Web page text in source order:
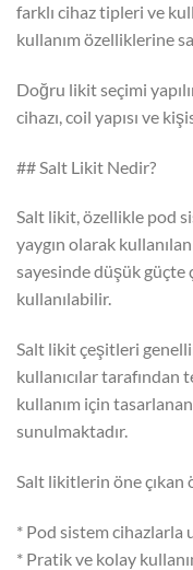
farklı cihaz tipleri ve
kullanım özelliklerine
Doğru likit seçimi
cihazı, coil yapısı ve
## Salt Likit Nedir?
Salt likit, özellikle pod
yaygın olarak
sayesinde düşük güçte
kullanılabilir.
Salt likit çeşitleri
kullanıcılar
kullanım için
sunulmaktadır.
Salt likitlerin öne çıkan
* Pod sistem cihazlarla
* Pratik ve kolay